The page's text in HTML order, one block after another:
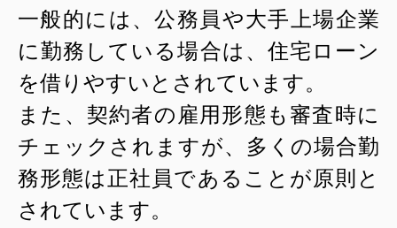
一般的には、公務員や大手上場企業
に勤務している場合は、住宅ローン
を借りやすいとされています。
また、契約者の雇用形態も審査時に
チェックされますが、多くの場合勤
務形態は正社員であることが原則と
されています。